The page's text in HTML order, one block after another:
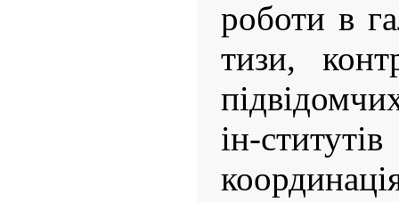
роботи в
тизи,
ін-